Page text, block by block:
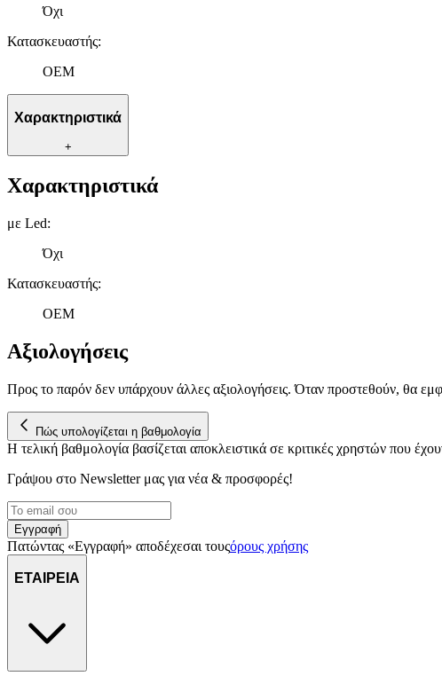
Όχι
Κατασκευαστής:
OEM
Χαρακτηριστικά
+
Χαρακτηριστικά
με Led:
Όχι
Κατασκευαστής:
OEM
Αξιολογήσεις
Προς το παρόν δεν υπάρχουν άλλες αξιολογήσεις. Όταν προστεθούν, θα
Πώς υπολογίζεται η βαθμολογία
Η τελική βαθμολογία βασίζεται αποκλειστικά σε κριτικές χρηστών που
Γράψου στο Νewsletter μας για νέα & προσφορές!
Εγγραφή
Πατώντας «Εγγραφή» αποδέχεσαι τουςόρους χρήσης
ΕΤΑΙΡΕΙΑ